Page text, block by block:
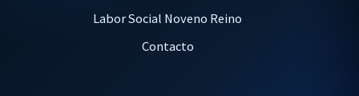
Labor Social Noveno Reino
Contacto